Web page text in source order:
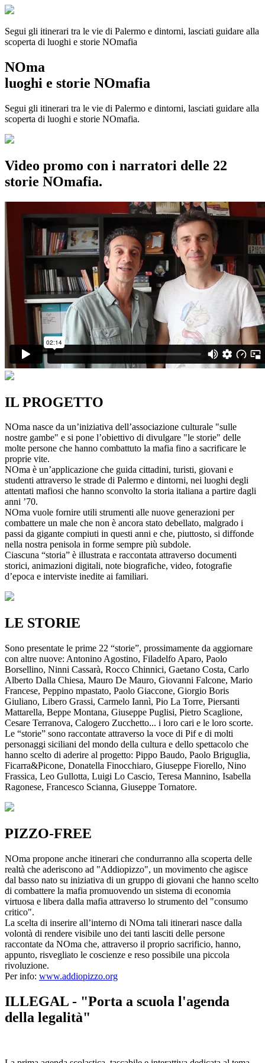
Segui gli itinerari tra le vie di Palermo e dintorni, lasciati guidare alla
scoperta di luoghi e storie NOmafia
NOma
luoghi e storie NOmafia
Segui gli itinerari tra le vie di Palermo e dintorni, lasciati guidare alla
scoperta di luoghi e storie NOmafia.
Video promo con i narratori delle 22
storie NOmafia.
IL PROGETTO
NOma nasce da un’iniziativa dell’associazione culturale "sulle
nostre gambe" e si pone l’obiettivo di divulgare "le storie" delle
molte persone che hanno combattuto la mafia fino a sacrificare le
proprie vite.
NOma è un’applicazione che guida cittadini, turisti, giovani e
studenti attraverso le strade di Palermo e dintorni, nei luoghi degli
attentati mafiosi che hanno sconvolto la storia italiana a partire dagli
anni ’70.
NOma vuole fornire utili strumenti alle nuove generazioni per
combattere un male che non è ancora stato debellato, malgrado i
passi da gigante compiuti in questi anni e che, piuttosto, si diffonde
nella nostra penisola in forme sempre più subdole.
Ciascuna “storia” è illustrata e raccontata attraverso documenti
storici, animazioni digitali, note biografiche, video, fotografie
d’epoca e interviste inedite ai familiari.
LE STORIE
Sono presentate le prime 22 “storie”, prossimamente da aggiornare
con altre nuove: Antonino Agostino, Filadelfo Aparo, Paolo
Borsellino, Ninni Cassarà, Rocco Chinnici, Gaetano Costa, Carlo
Alberto Dalla Chiesa, Mauro De Mauro, Giovanni Falcone, Mario
Francese, Peppino mpastato, Paolo Giaccone, Giorgio Boris
Giuliano, Libero Grassi, Carmelo Iannì, Pio La Torre, Piersanti
Mattarella, Beppe Montana, Giuseppe Puglisi, Pietro Scaglione,
Cesare Terranova, Calogero Zucchetto... i loro cari e le loro scorte.
Le “storie” sono raccontate attraverso la voce di Pif e di molti
personaggi siciliani del mondo della cultura e dello spettacolo che
hanno scelto di aderire al progetto: Pippo Baudo, Paolo Briguglia,
Ficarra&Picone, Donatella Finocchiaro, Giuseppe Fiorello, Nino
Frassica, Leo Gullotta, Luigi Lo Cascio, Teresa Mannino, Isabella
Ragonese, Francesco Scianna, Giuseppe Tornatore.
PIZZO-FREE
NOma propone anche itinerari che condurranno alla scoperta delle
realtà che aderiscono ad "Addiopizzo", un movimento che agisce
dal basso nato su iniziativa di un gruppo di giovani che hanno scelto
di combattere la mafia promuovendo un sistema di economia
virtuosa e libera dalla mafia attraverso lo strumento del "consumo
critico".
La scelta di inserire all’interno di NOma tali itinerari nasce dalla
volontà di rendere visibile uno dei tanti lasciti delle persone
raccontate da NOma che, attraverso il proprio sacrificio, hanno,
appunto, risvegliato le coscienze e reso possibile una piccola
rivoluzione.
Per info: www.addiopizzo.org
ILLEGAL - "Porta a scuola l'agenda
della legalità"